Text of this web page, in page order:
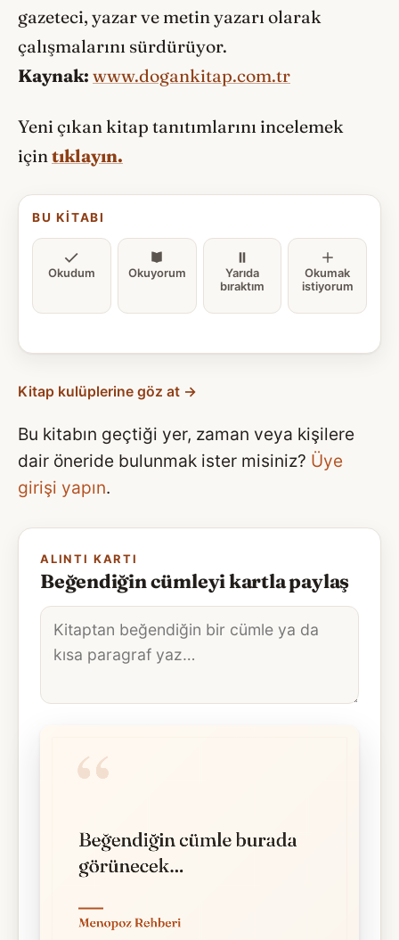
gazeteci, yazar ve metin yazarı olarak
çalışmalarını sürdürüyor.
Kaynak: www.dogankitap.com.tr
Yeni çıkan kitap tanıtımlarını incelemek
içintıklayın.
BU KITABI
Okudum Okuyorum
Yarıda
bıraktım
Okumak
istiyorum
Kitap kulüplerine göz at →
Bu kitabın geçtiği yer, zaman veya kişilere
dair öneride bulunmak ister misiniz? Üye
girişi yapın.
ALINTI KARTI
Beğendiğin cümleyi kartla paylaş
Alıntı
metni